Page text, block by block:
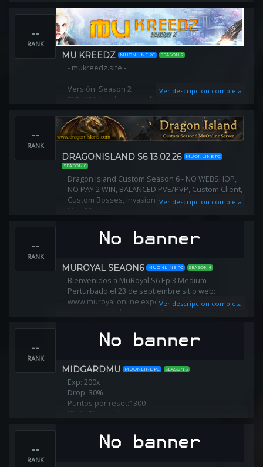
which fix problem very fast.
--
RANK
MU KREEDZ MUONLINE PC SEASON 2
- mukreedz.site -
Versión: Season 2
EXP: 150 (medium - hard)
Reset LVL: 400 ( mantiene stats)
Lluvia de joyas cada 20 horas !
Ver descripcion completa
--
RANK
DRAGONISLAND S6 13.02.26
MUONLINE PC
SEASON 6
Dragon Island Custom Season 6 - NO WEBSHOP,
NO PAY 2 WIN, BALANCED PVE/PVP, Custom Client,
Custom Bosses, Invasions and Events, x6 Dynamic
Max 30rr
Ver descripcion completa
--
RANK
MUROYAL SEAON6 MUONLINE PC SEASON 6
Bienvenidos a MuRoyal S6 Epi3 Medium
Perturbado el 23 de septiembre sitio web:
www.muroyal.online experiencia 500x Drop 40% al
crear el pj set de bienvenida por 7 días y un seal
Ver descripcion completa
--
RANK
MIDGARDMU MUONLINE PC SEASON 6
Exp: 200x
Drop: 30%
Puntos por reset:1300
Kit de Bienvenida
--
RANK